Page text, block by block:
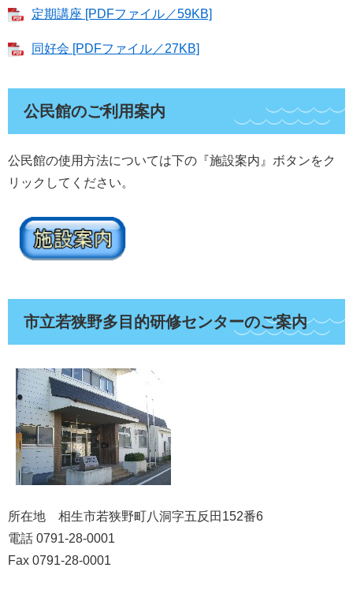
定期講座 [PDFファイル／59KB]
同好会 [PDFファイル／27KB]
公民館のご利用案内
公民館の使用方法については下の『施設案内』ボタンをク
リックしてください。
市立若狭野多目的研修センターのご案内
所在地 相生市若狭野町八洞字五反田152番6
電話 0791-28-0001
Fax 0791-28-0001